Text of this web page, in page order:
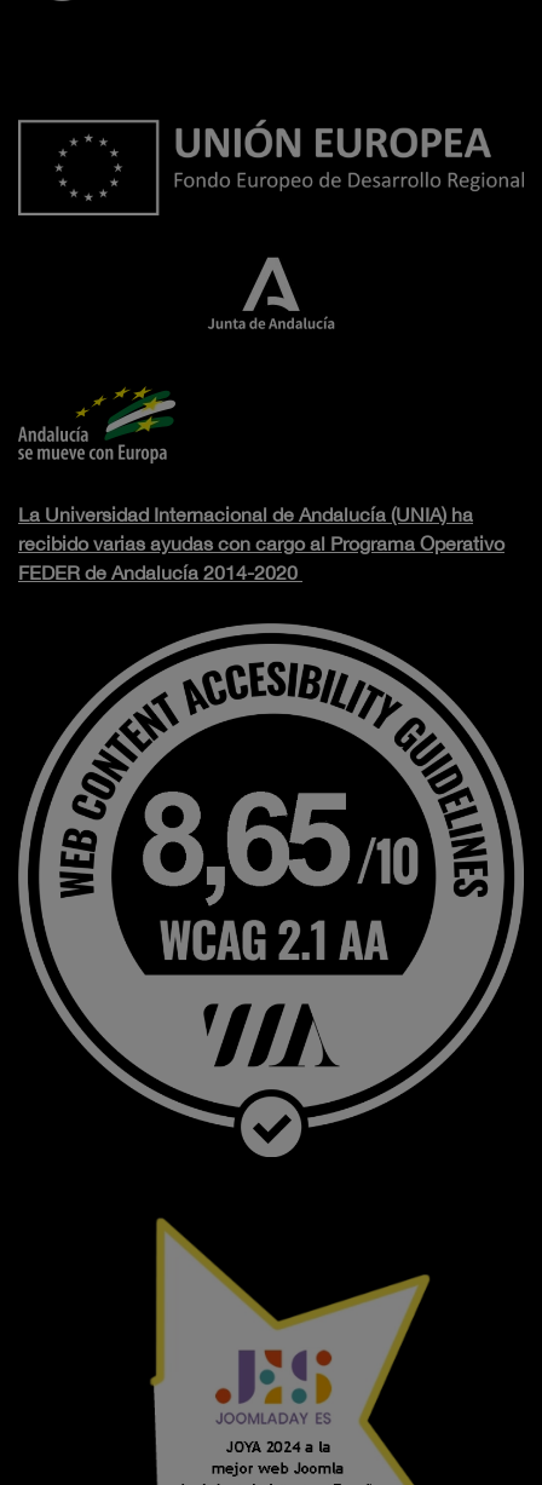
La Universidad Internacional de Andalucía (UNIA) ha
recibido varias ayudas con cargo al Programa Operativo
FEDER de Andalucía 2014-2020